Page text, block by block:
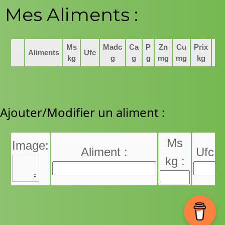
Mes Aliments :
Aliments
Ms
kg
Ufc
Madc
g
Ca
g
P
g
Zn
mg
Cu
mg
Prix
kg
Ajouter/Modifier un aliment :
Image: Aliment :
Ms
kg :
Ufc :